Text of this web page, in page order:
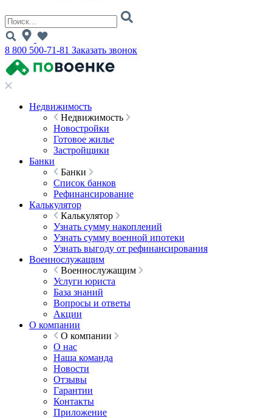
8 800 500-71-81 Заказать звонок
Недвижимость
Недвижимость
Новостройки
Готовое жилье
Застройщики
Банки
Банки
Список банков
Рефинансирование
Калькулятор
Калькулятор
Узнать сумму накоплений
Узнать сумму военной ипотеки
Узнать выгоду от рефинансирования
Военнослужащим
Военнослужащим
Услуги юриста
База знаний
Вопросы и ответы
Акции
О компании
О компании
О нас
Наша команда
Новости
Отзывы
Гарантии
Контакты
Приложение